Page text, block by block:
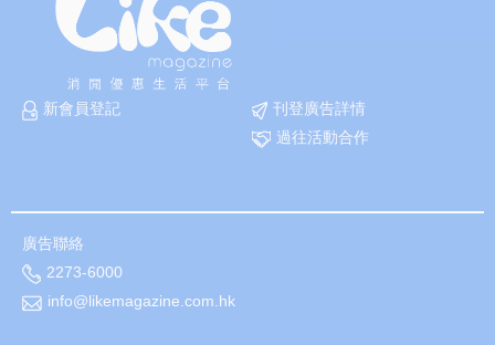
新會員登記
刊登廣告詳情
過往活動合作
廣告聯絡
2273-6000
info@likemagazine.com.hk